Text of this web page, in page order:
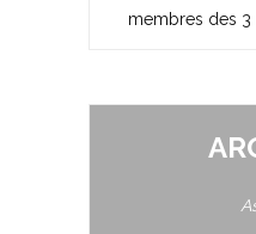
membres des 3